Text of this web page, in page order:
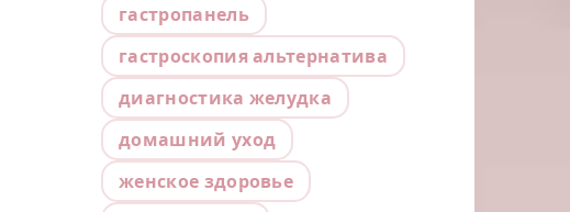
гастропанель
гастроскопия альтернатива
диагностика желудка
домашний уход
женское здоровье